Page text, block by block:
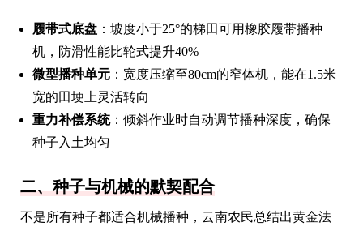
履带式底盘 ：坡度小于25°的梯田可用橡胶履带播种
机，防滑性能比轮式提升40%
微型播种单元 ：宽度压缩至80cm的窄体机，能在1.5米
宽的田埂上灵活转向
重力补偿系统：倾斜作业时自动调节播种深度，确保
种子入土均匀
二、种子与机械的默契配合
不是所有种子都适合机械播种，云南农民总结出黄金法